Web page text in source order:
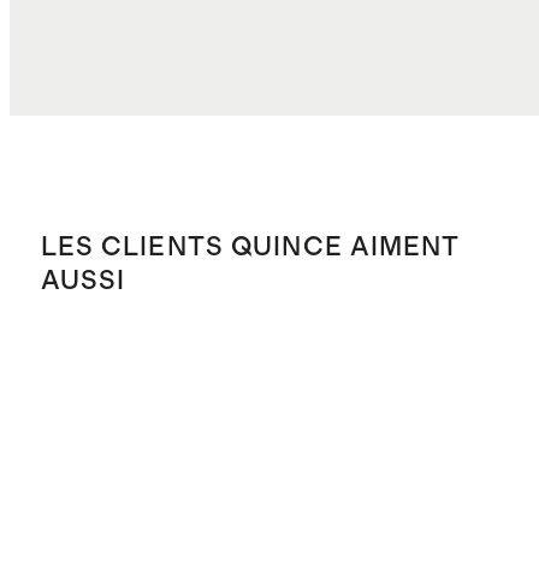
LES CLIENTS QUINCE AIMENT
AUSSI